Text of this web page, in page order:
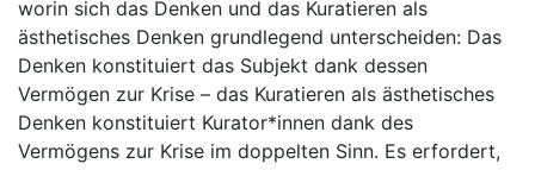
worin sich das Denken und das Kuratieren als
ästhetisches Denken grundlegend unterscheiden: Das
Denken konstituiert das Subjekt dank dessen
Vermögen zur Krise – das Kuratieren als ästhetisches
Denken konstituiert Kurator*innen dank des
Vermögens zur Krise im doppelten Sinn. Es erfordert,